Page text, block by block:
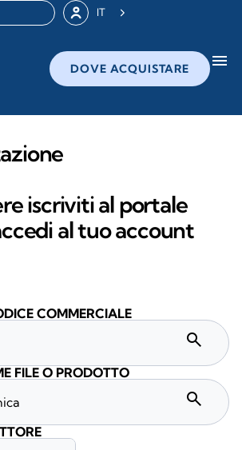
IT
DOVE ACQUISTARE menu
iscriviti al portale
al tuo account
COMMERCIALE
search
FILE O PRODOTTO
search